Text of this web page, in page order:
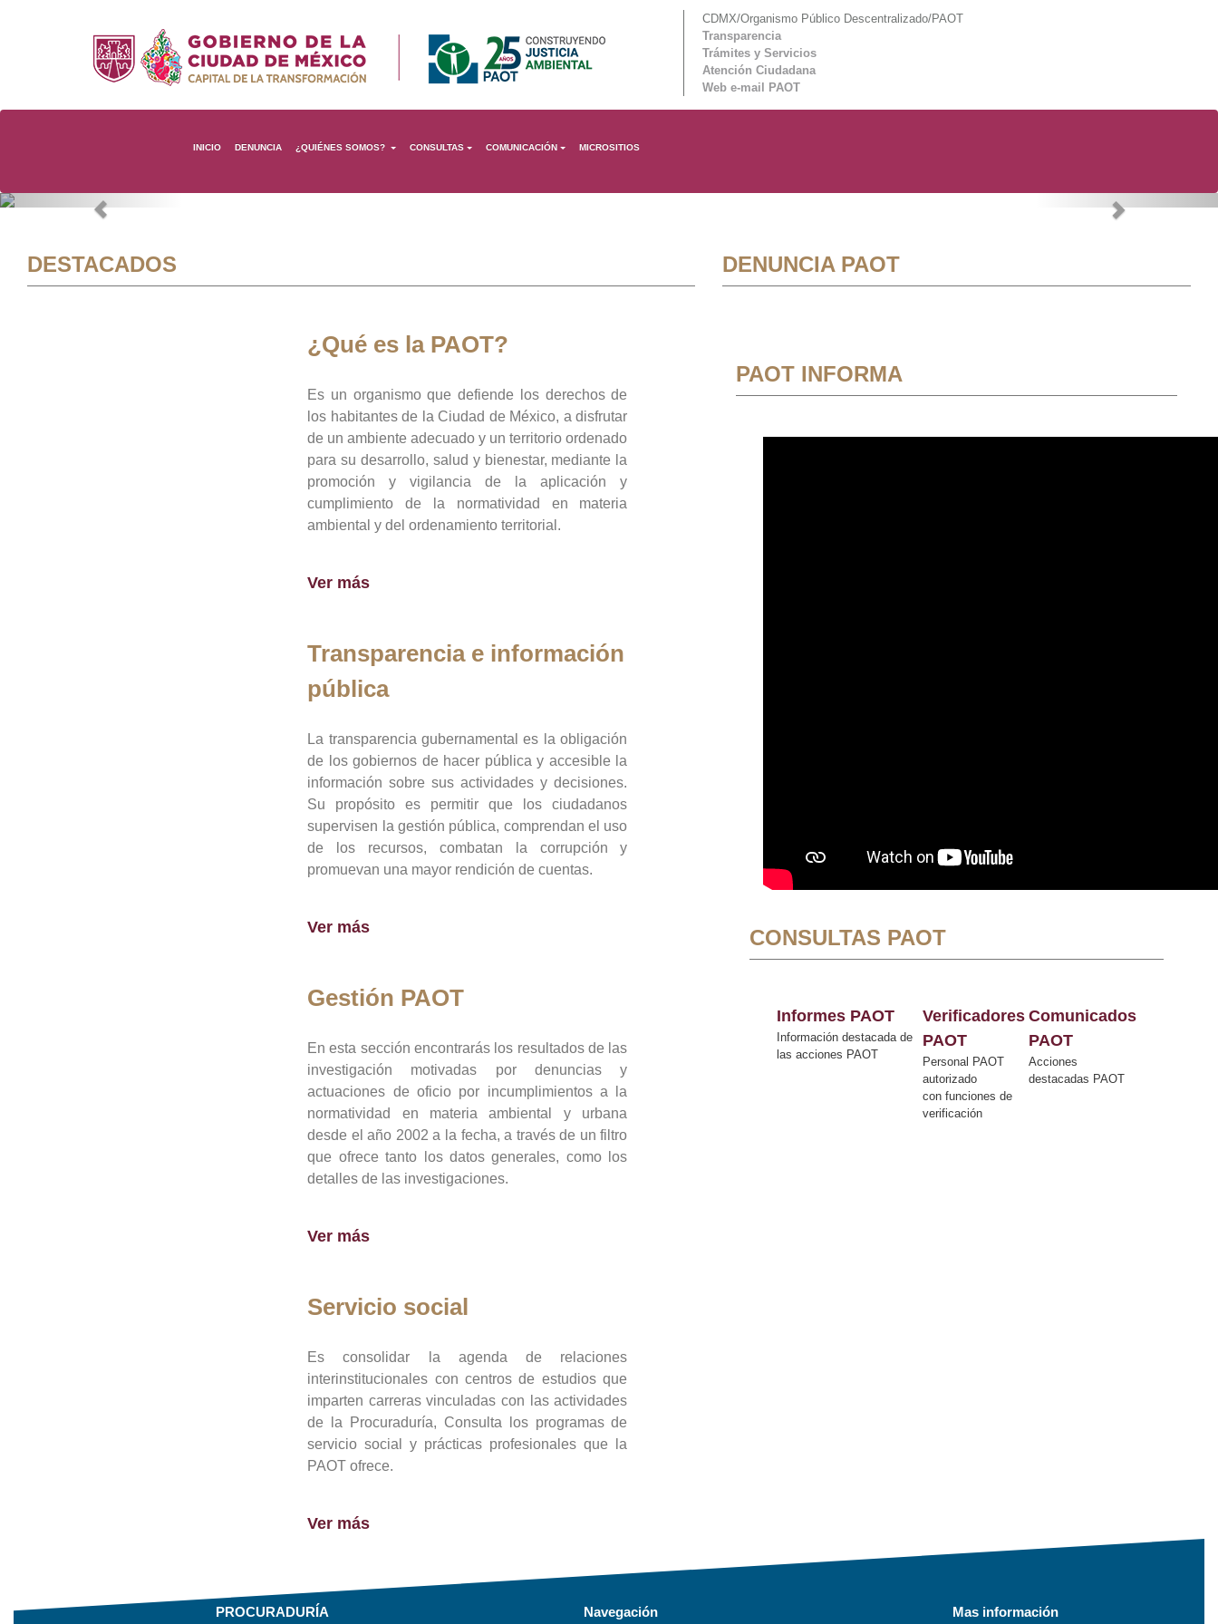
CDMX/Organismo Público Descentralizado/PAOT
Transparencia
Trámites y Servicios
Atención Ciudadana
Web e-mail PAOT
INICIO DENUNCIA ¿QUIÉNES SOMOS? CONSULTAS COMUNICACIÓN MICROSITIOS
Previous Next
DESTACADOS
¿Qué es la PAOT?
Es un organismo que defiende los derechos de
los habitantes de la Ciudad de México, a disfrutar
de un ambiente adecuado y un territorio ordenado
para su desarrollo, salud y bienestar, mediante la
promoción y vigilancia de la aplicación y
cumplimiento de la normatividad en materia
ambiental y del ordenamiento territorial.
Ver más
Transparencia e información
pública
La transparencia gubernamental es la obligación
de los gobiernos de hacer pública y accesible la
información sobre sus actividades y decisiones.
Su propósito es permitir que los ciudadanos
supervisen la gestión pública, comprendan el uso
de los recursos, combatan la corrupción y
promuevan una mayor rendición de cuentas.
Ver más
Gestión PAOT
En esta sección encontrarás los resultados de las
investigación motivadas por denuncias y
actuaciones de oficio por incumplimientos a la
normatividad en materia ambiental y urbana
desde el año 2002 a la fecha, a través de un filtro
que ofrece tanto los datos generales, como los
detalles de las investigaciones.
Ver más
Servicio social
Es consolidar la agenda de relaciones
interinstitucionales con centros de estudios que
imparten carreras vinculadas con las actividades
de la Procuraduría, Consulta los programas de
servicio social y prácticas profesionales que la
PAOT ofrece.
Ver más
DENUNCIA PAOT
PAOT INFORMA
CONSULTAS PAOT
Informes PAOT
Información destacada de
las acciones PAOT
Verificadores
PAOT
Personal PAOT
autorizado
con funciones de
verificación
Comunicados
PAOT
Acciones
destacadas PAOT
PROCURADURÍA Navegación Mas información